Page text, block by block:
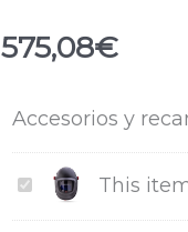
575,08€
Accesorios y
Casco
de
This
Casco
de
seguridad
CA-